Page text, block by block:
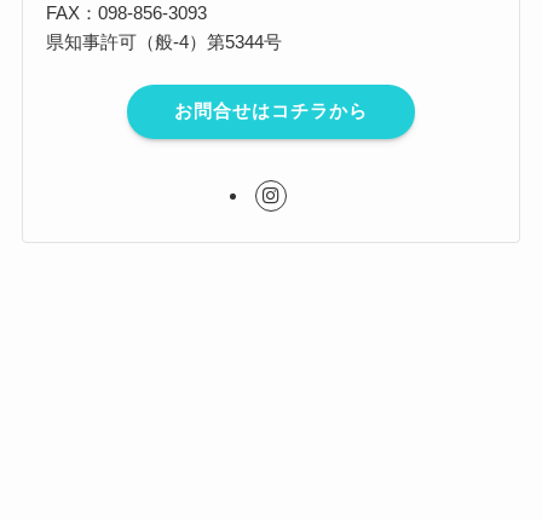
FAX：098-856-3093
県知事許可（般-4）第5344号
お問合せはコチラから